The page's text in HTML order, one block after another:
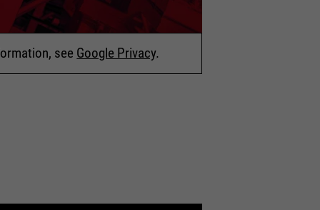
see Google Privacy.